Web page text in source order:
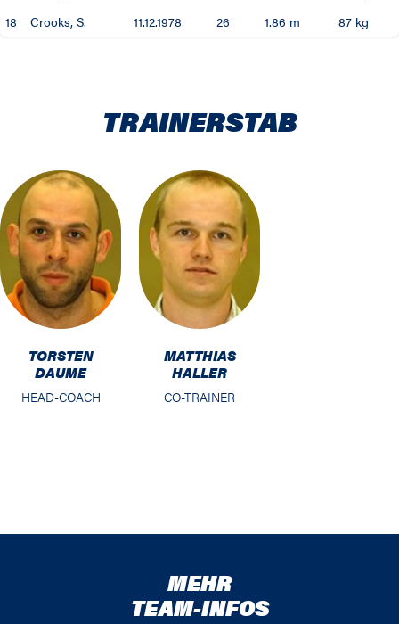
18
Crooks, S. 11.12.1978 26 1.86 m 87 kg
TRAINERSTAB
TORSTEN
DAUME
HEAD-COACH
MATTHIAS
HALLER
CO-TRAINER
MEHR
TEAM-INFOS